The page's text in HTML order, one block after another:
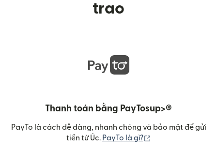
trao
Thanh toán bằng PayTosup>®
PayTo là cách dễ dàng, nhanh chóng và bảo mật để gửi
tiền từ Úc. PayTo là gì?